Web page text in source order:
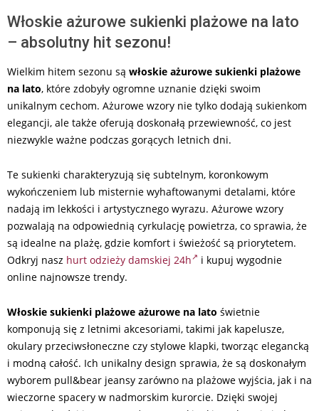
Włoskie ażurowe sukienki plażowe na lato
– absolutny hit sezonu!
Wielkim hitem sezonu są włoskie ażurowe sukienki plażowe
na lato, które zdobyły ogromne uznanie dzięki swoim
unikalnym cechom. Ażurowe wzory nie tylko dodają sukienkom
elegancji, ale także oferują doskonałą przewiewność, co jest
niezwykle ważne podczas gorących letnich dni.
Te sukienki charakteryzują się subtelnym, koronkowym
wykończeniem lub misternie wyhaftowanymi detalami, które
nadają im lekkości i artystycznego wyrazu. Ażurowe wzory
pozwalają na odpowiednią cyrkulację powietrza, co sprawia, że
są idealne na plażę, gdzie komfort i świeżość są priorytetem.
Odkryj nasz hurt odzieży damskiej 24h
i kupuj wygodnie
online najnowsze trendy.
Włoskie sukienki plażowe ażurowe na lato świetnie
komponują się z letnimi akcesoriami, takimi jak kapelusze,
okulary przeciwsłoneczne czy stylowe klapki, tworząc elegancką
i modną całość. Ich unikalny design sprawia, że są doskonałym
wyborem pull&bear jeansy zarówno na plażowe wyjścia, jak i na
wieczorne spacery w nadmorskim kurorcie. Dzięki swojej